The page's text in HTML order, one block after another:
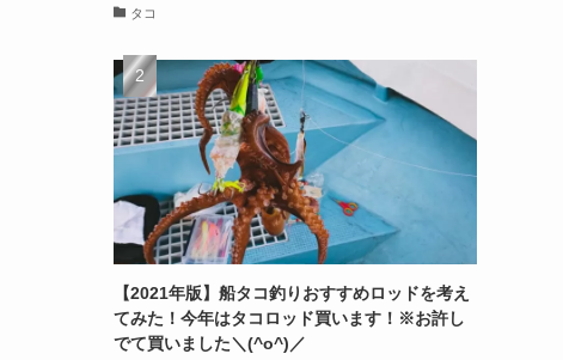
タコ
【2021年版】船タコ釣りおすすめロッドを考え
てみた！今年はタコロッド買います！※お許し
でて買いました＼(^o^)／